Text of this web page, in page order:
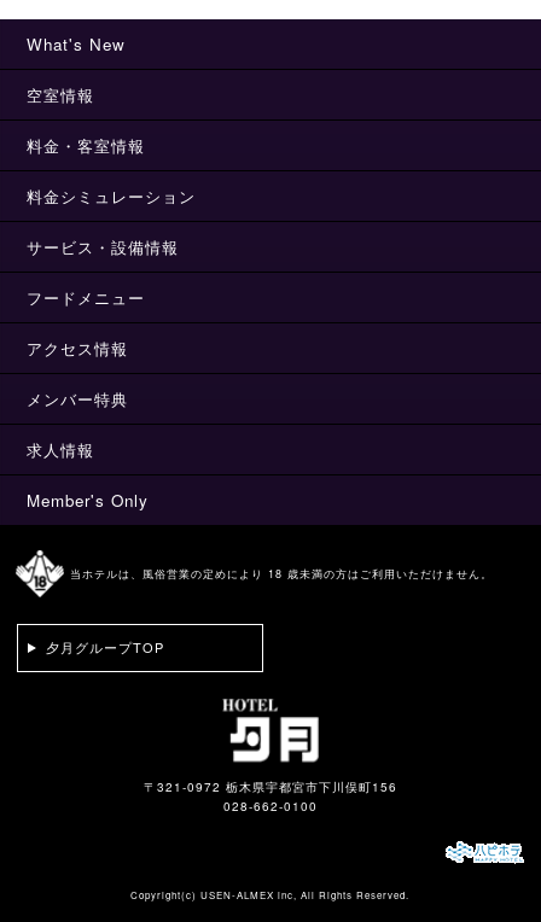
What's New
空室情報
料金・客室情報
料金シミュレーション
サービス・設備情報
フードメニュー
アクセス情報
メンバー特典
求人情報
Member's Only
当ホテルは、風俗営業の定めにより 18 歳未満の方はご利用いただけません。
夕月グループTOP
〒321-0972 栃木県宇都宮市下川俣町156
028-662-0100
Copyright(c)USEN-ALMEX inc, All Rights Reserved.